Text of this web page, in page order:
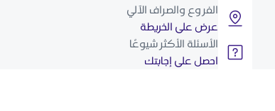
الفروع والصراف الآلي
عرض على الخريطة
الأسئلة الأكثر شيوعًا
احصل على إجابتك